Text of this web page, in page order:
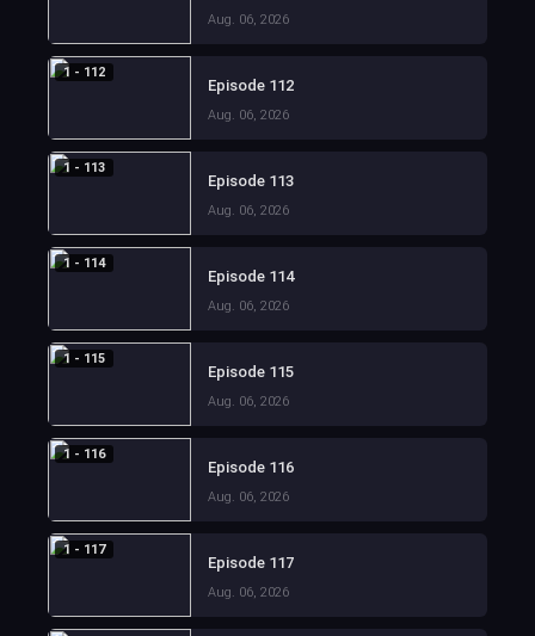
Aug. 06, 2026
1 - 112
Episode 112
Aug. 06, 2026
1 - 113
Episode 113
Aug. 06, 2026
1 - 114
Episode 114
Aug. 06, 2026
1 - 115
Episode 115
Aug. 06, 2026
1 - 116
Episode 116
Aug. 06, 2026
1 - 117
Episode 117
Aug. 06, 2026